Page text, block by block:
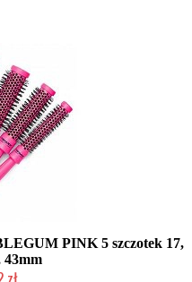
PINK 5 szczotek 17,
43mm